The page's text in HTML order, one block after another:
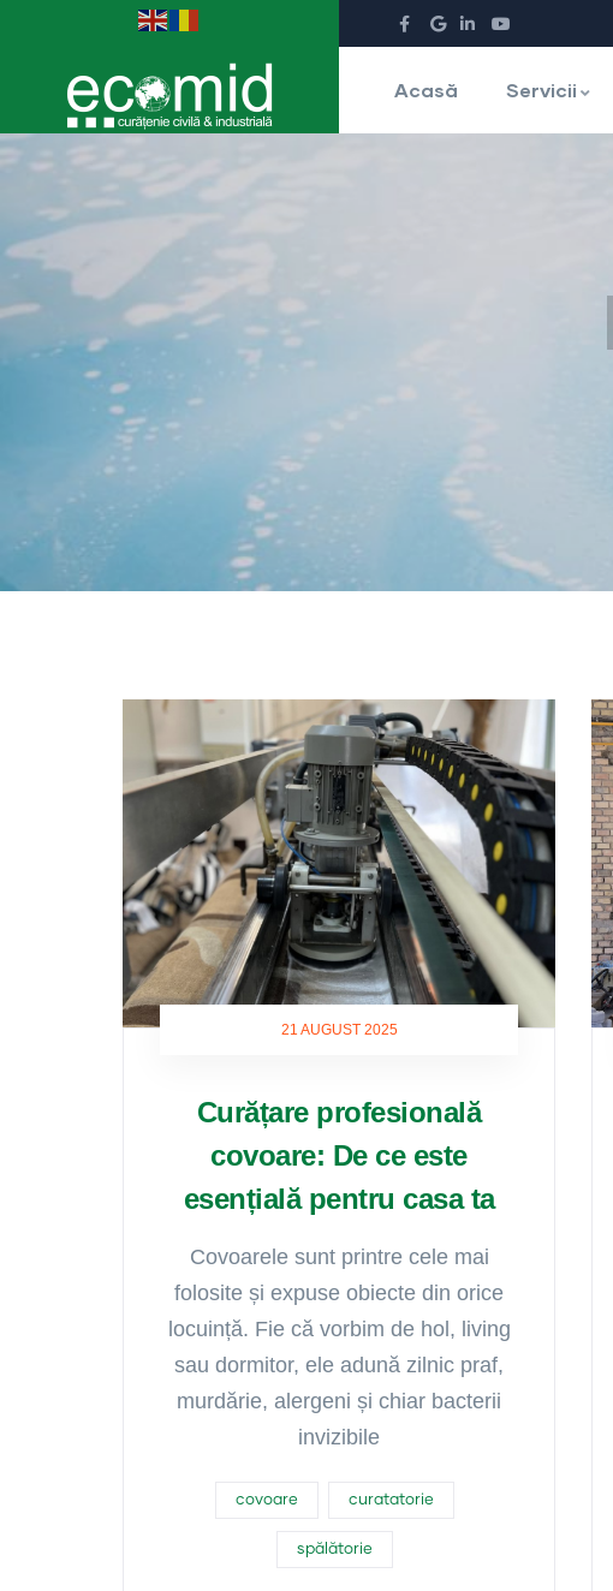
Acasă Servicii
21 AUGUST 2025
Curățare profesională
covoare: De ce este
esențială pentru casa ta
Covoarele sunt printre cele mai
folosite și expuse obiecte din orice
locuință. Fie că vorbim de hol, living
sau dormitor, ele adună zilnic praf,
murdărie, alergeni și chiar bacterii
invizibile
covoare curatatorie
spălătorie